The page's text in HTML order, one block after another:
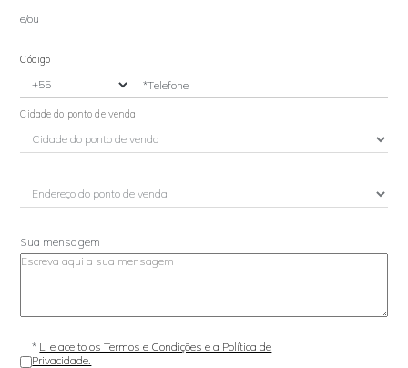
e/ou
Código
*Telefone
Cidade do ponto de venda
Sua mensagem
* Li e aceito os Termos e Condições e a Política de
Privacidade.